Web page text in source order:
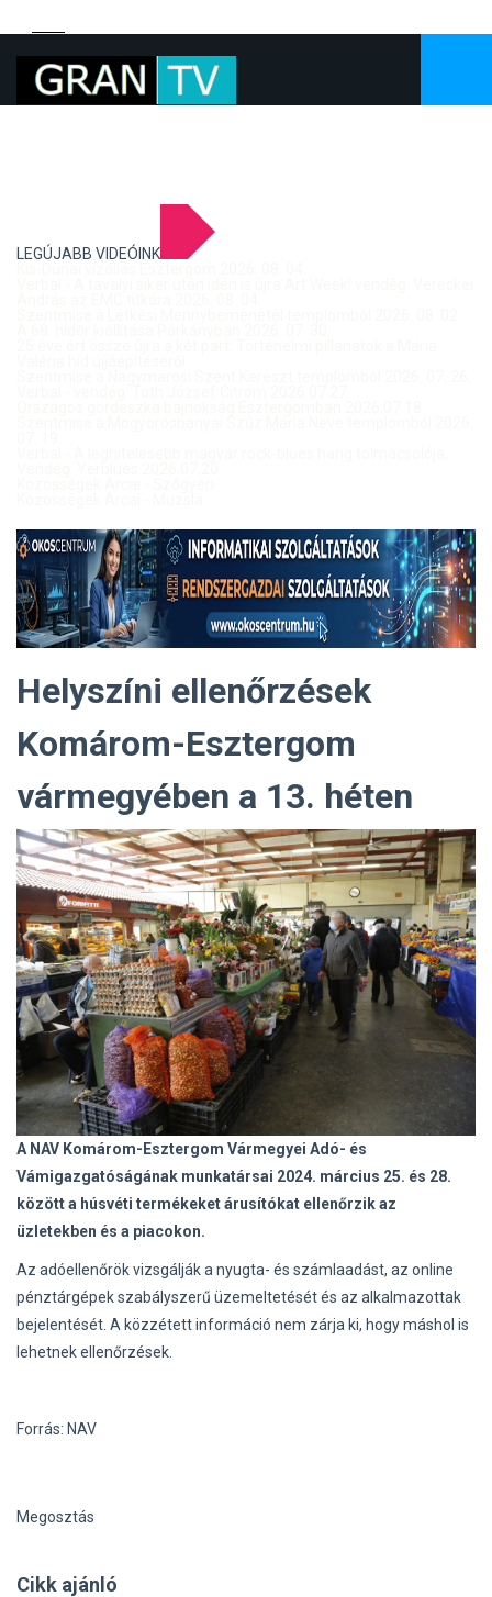
LEGÚJABB VIDEÓINK
Helyszíni ellenőrzések
Komárom-Esztergom
vármegyében a 13. héten
A NAV Komárom-Esztergom Vármegyei Adó- és
Vámigazgatóságának munkatársai 2024. március 25. és 28.
között a húsvéti termékeket árusítókat ellenőrzik az
üzletekben és a piacokon.
Az adóellenőrök vizsgálják a nyugta- és számlaadást, az online
pénztárgépek szabályszerű üzemeltetését és az alkalmazottak
bejelentését. A közzétett információ nem zárja ki, hogy máshol is
lehetnek ellenőrzések.
Forrás: NAV
Megosztás
Cikk ajánló